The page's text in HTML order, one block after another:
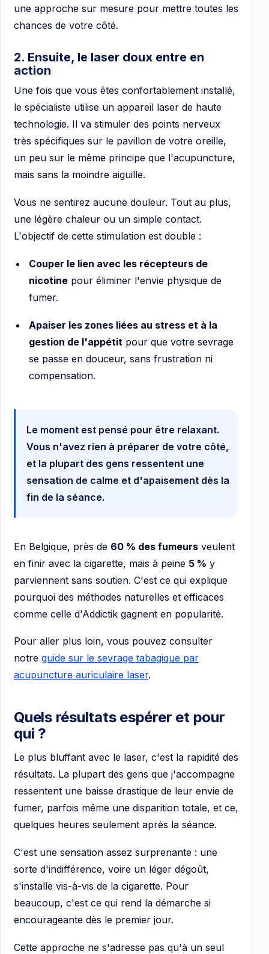
une approche sur mesure pour mettre toutes les
chances de votre côté.
2. Ensuite, le laser doux entre en
action
Une fois que vous êtes confortablement installé,
le spécialiste utilise un appareil laser de haute
technologie. Il va stimuler des points nerveux
très spécifiques sur le pavillon de votre oreille,
un peu sur le même principe que l'acupuncture,
mais sans la moindre aiguille.
Vous ne sentirez aucune douleur. Tout au plus,
une légère chaleur ou un simple contact.
L'objectif de cette stimulation est double :
Couper le lien avec les récepteurs de
nicotinepour éliminer l'envie physique de
fumer.
Apaiser les zones liées au stress et à la
gestion de l'appétit pour que votre sevrage
se passe en douceur, sans frustration ni
compensation.
Le moment est pensé pour être relaxant.
Vous n'avez rien à préparer de votre côté,
et la plupart des gens ressentent une
sensation de calme et d'apaisement dès la
fin de la séance.
En Belgique, près de 60 % des fumeurs veulent
en finir avec la cigarette, mais à peine 5 % y
parviennent sans soutien. C'est ce qui explique
pourquoi des méthodes naturelles et efficaces
comme celle d'Addictik gagnent en popularité.
Pour aller plus loin, vous pouvez consulter
notre guide sur le sevrage tabagique par
acupuncture auriculaire laser.
Quels résultats espérer et pour
qui ?
Le plus bluffant avec le laser, c'est la rapidité des
résultats. La plupart des gens que j'accompagne
ressentent une baisse drastique de leur envie de
fumer, parfois même une disparition totale, et ce,
quelques heures seulement après la séance.
C'est une sensation assez surprenante : une
sorte d'indifférence, voire un léger dégoût,
s'installe vis-à-vis de la cigarette. Pour
beaucoup, c'est ce qui rend la démarche si
encourageante dès le premier jour.
Cette approche ne s'adresse pas qu'à un seul